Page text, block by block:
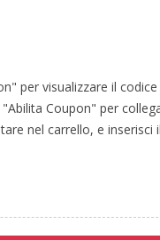
per visualizzare il
Coupon" per
nel carrello, e